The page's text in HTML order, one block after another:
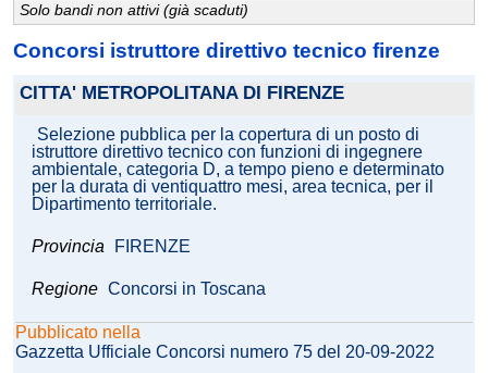
Solo bandi non attivi (già scaduti)
Concorsi istruttore direttivo tecnico firenze
CITTA' METROPOLITANA DI FIRENZE
Selezione pubblica per la copertura di un posto di
istruttore direttivo tecnico con funzioni di ingegnere
ambientale, categoria D, a tempo pieno e determinato
per la durata di ventiquattro mesi, area tecnica, per il
Dipartimento territoriale.
Provincia FIRENZE
Regione Concorsi in Toscana
Pubblicato nella
Gazzetta Ufficiale Concorsi numero 75 del 20-09-2022